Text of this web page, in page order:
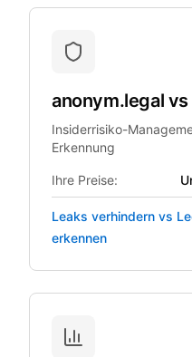
anonym.legal vs
Insiderrisiko-
Erkennung
Ihre Preise:
Leaks verhindern vs
erkennen